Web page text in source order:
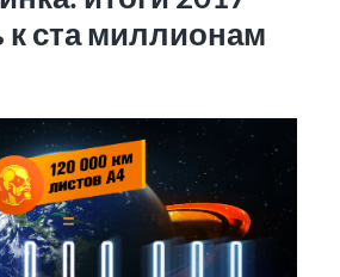
к ста миллионам